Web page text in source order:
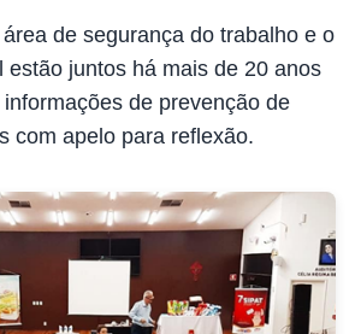
de segurança do trabalho e o
estão juntos há mais de 20 anos
de prevenção de
com apelo para reflexão.